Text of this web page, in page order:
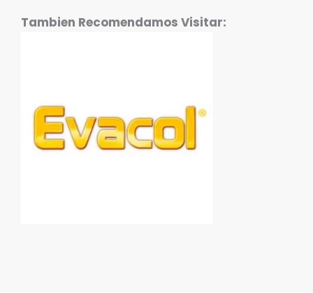
Tambien Recomendamos Visitar: